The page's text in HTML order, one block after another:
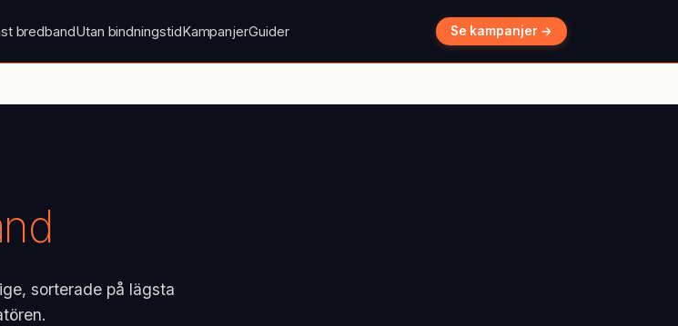
bredbandUtan bindningstidKampanjerGuider Se kampanjer →
sorterade på lägsta